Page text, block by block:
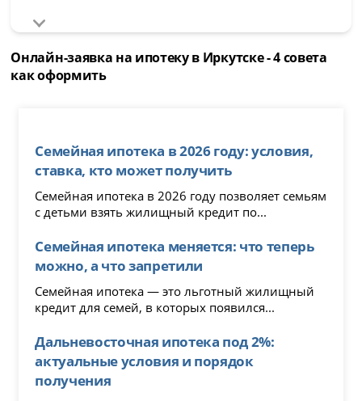
Онлайн-заявка на ипотеку в Иркутске - 4 совета
как оформить
Семейная ипотека в 2026 году: условия,
ставка, кто может получить
Семейная ипотека в 2026 году позволяет семьям
с детьми взять жилищный кредит по...
Семейная ипотека меняется: что теперь
можно, а что запретили
Семейная ипотека — это льготный жилищный
кредит для семей, в которых появился...
Дальневосточная ипотека под 2%:
актуальные условия и порядок
получения